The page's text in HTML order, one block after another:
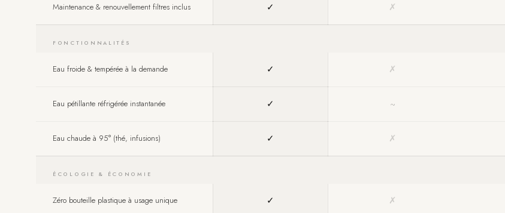
Maintenance & renouvellement filtres inclus ✓ ✗
FONCTIONNALITÉS
Eau froide & tempérée à la demande ✓ ✗
Eau pétillante réfrigérée instantanée ✓ ~
Eau chaude à 95° (thé, infusions) ✓ ✗
ÉCOLOGIE & ÉCONOMIE
Zéro bouteille plastique à usage unique ✓ ✗